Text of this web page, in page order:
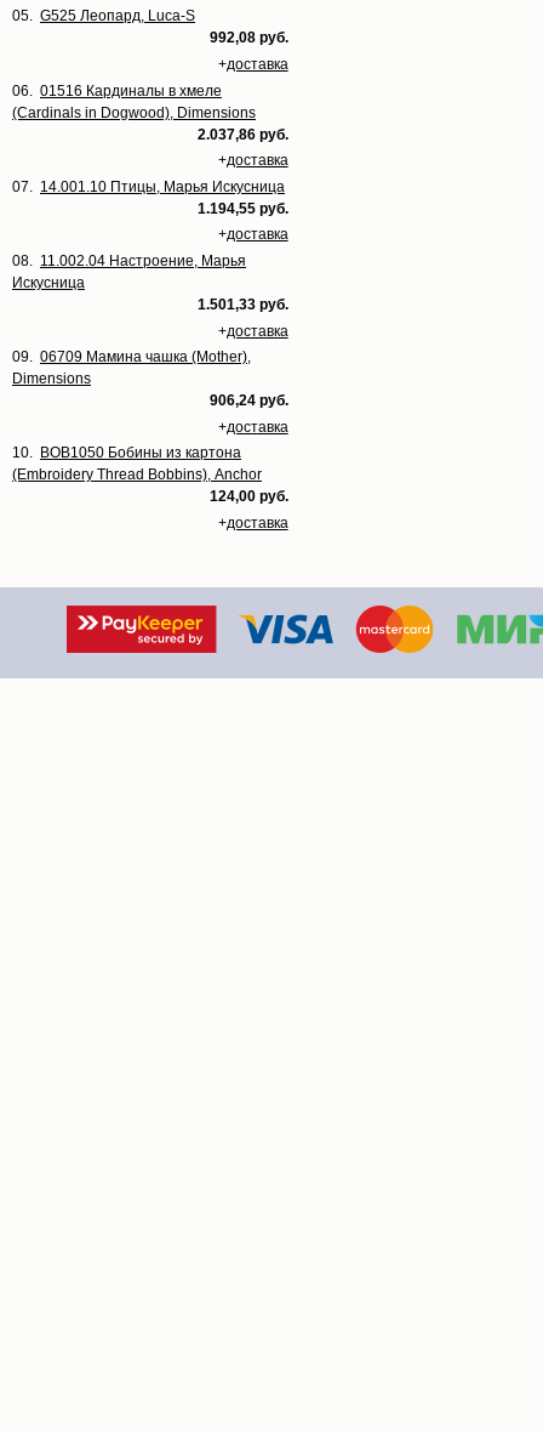
05. G525 Леопард, Luca-S
992,08 руб.
+доставка
06. 01516 Кардиналы в хмеле
(Cardinals in Dogwood), Dimensions
2.037,86 руб.
+доставка
07. 14.001.10 Птицы, Марья Искусница
1.194,55 руб.
+доставка
08. 11.002.04 Настроение, Марья
Искусница
1.501,33 руб.
+доставка
09. 06709 Мамина чашка (Mother),
Dimensions
906,24 руб.
+доставка
10. BOB1050 Бобины из картона
(Embroidery Thread Bobbins), Anchor
124,00 руб.
+доставка